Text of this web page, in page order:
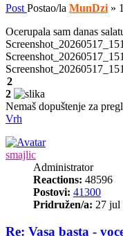
Post Postao/la MunDzi »
Ocerupala sam danas
2
2
Nemaš dopuštenje za
Vrh
smajlic
Administrator
Reactions: 48596
Postovi: 41300
Pridružen/a: 27 jul
Re: Vasa basta -